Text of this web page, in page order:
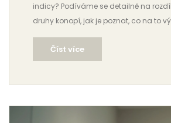
indicy? Podíváme se detailně na
druhy konopí, jak je poznat, co na to
který hodí. Čtěte dál pro fakta a tipy.
Číst více